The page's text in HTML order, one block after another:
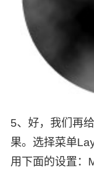
5、好，我们再
果。选择菜单
用下面的设置：